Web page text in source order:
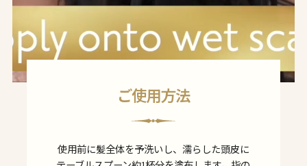
ご使用方法
使用前に髪全体を予洗いし、濡らした頭皮に